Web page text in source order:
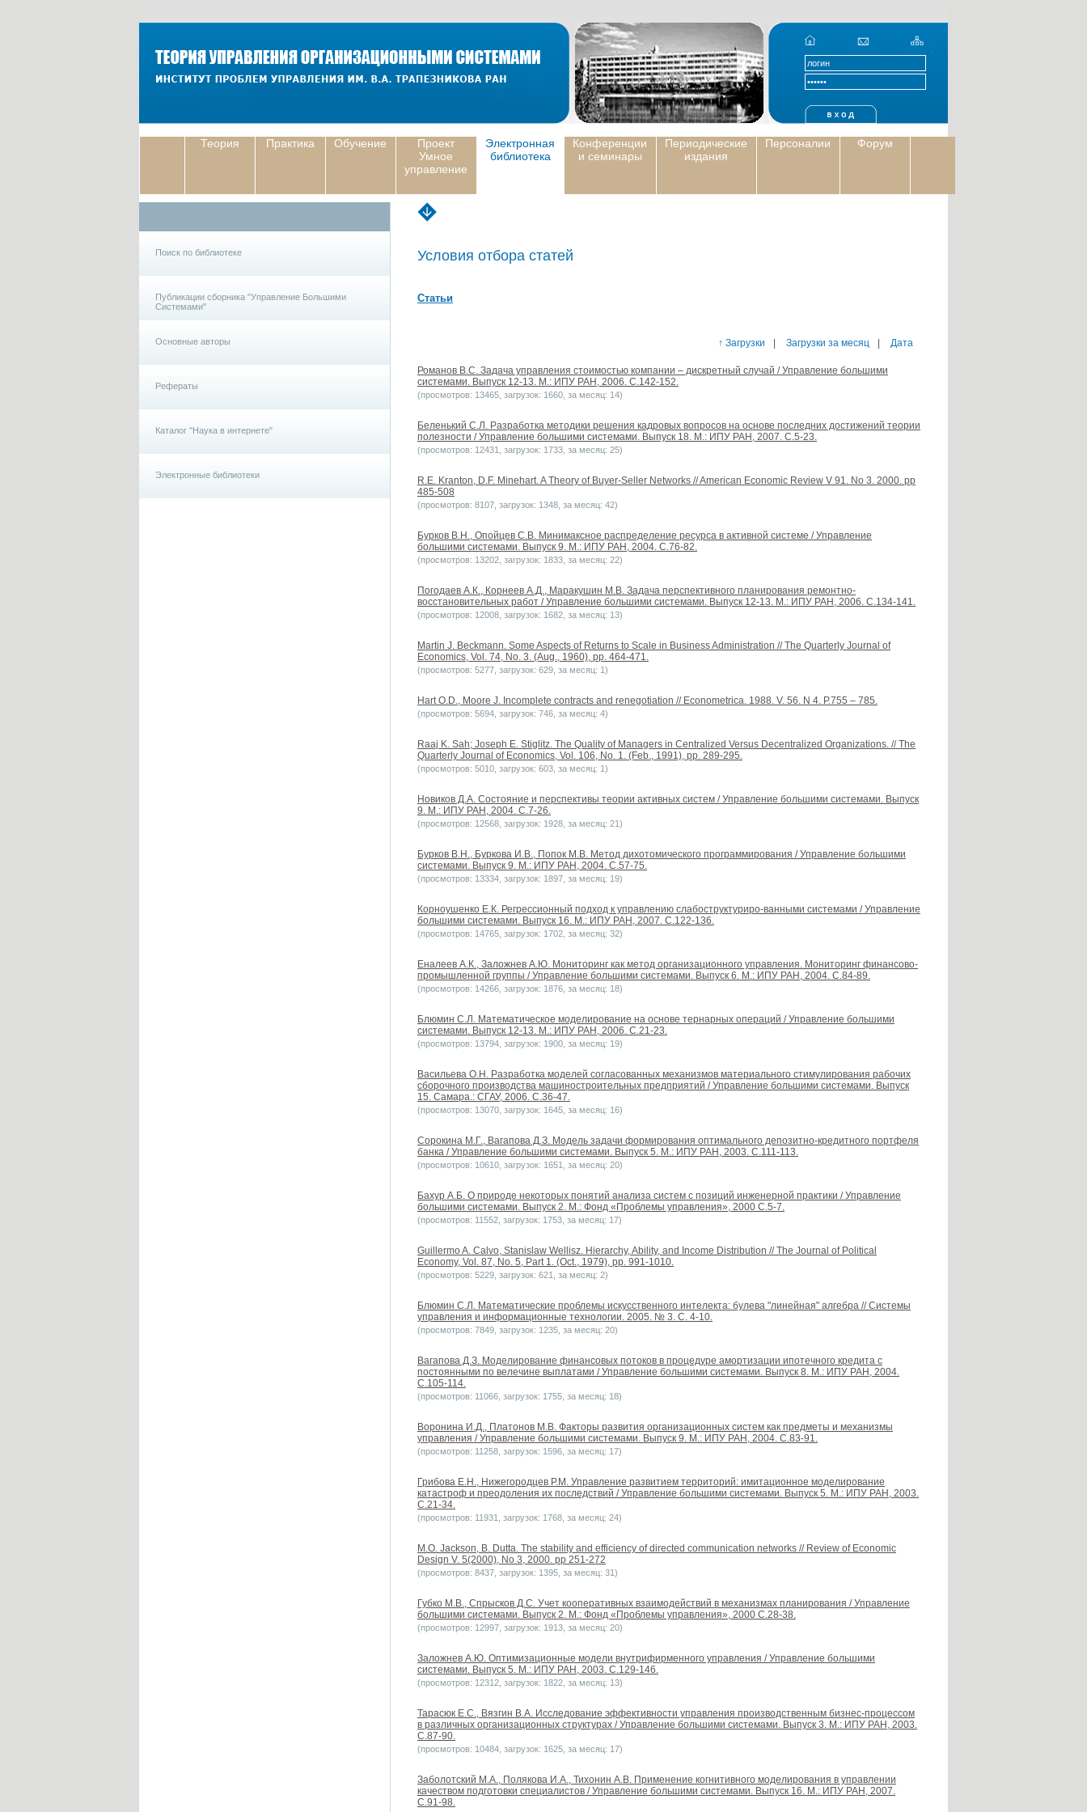
Теория Практика Обучение
Проект
Умное
управление
Электронная
библиотека
Конференции
и семинары
Периодические
издания
Персоналии Форум
Поиск по библиотеке
Публикации сборника "Управление Большими
Системами"
Основные авторы
Рефераты
Каталог "Наука в интернете"
Электронные библиотеки
Условия отбора статей
Статьи
↑ Загрузки Загрузки за месяц Дата
Романов В.С. Задача управления стоимостью компании – дискретный случай / Управление большими
системами. Выпуск 12-13. М.: ИПУ РАН, 2006. С.142-152.
(просмотров: 13465, загрузок: 1660, за месяц: 14)
Беленький С.Л. Разработка методики решения кадровых вопросов на основе последних достижений теории
полезности / Управление большими системами. Выпуск 18. М.: ИПУ РАН, 2007. С.5-23.
(просмотров: 12431, загрузок: 1733, за месяц: 25)
R.E. Kranton, D.F. Minehart. A Theory of Buyer-Seller Networks // American Economic Review V 91. No 3. 2000. pp
485-508
(просмотров: 8107, загрузок: 1348, за месяц: 42)
Бурков В.Н., Опойцев С.В. Минимаксное распределение ресурса в активной системе / Управление
большими системами. Выпуск 9. М.: ИПУ РАН, 2004. С.76-82.
(просмотров: 13202, загрузок: 1833, за месяц: 22)
Погодаев А.К., Корнеев А.Д., Маракушин М.В. Задача перспективного планирования ремонтно-
восстановительных работ / Управление большими системами. Выпуск 12-13. М.: ИПУ РАН, 2006. С.134-141.
(просмотров: 12008, загрузок: 1682, за месяц: 13)
Martin J. Beckmann. Some Aspects of Returns to Scale in Business Administration // The Quarterly Journal of
Economics, Vol. 74, No. 3. (Aug., 1960), pp. 464-471.
(просмотров: 5277, загрузок: 629, за месяц: 1)
Hart O.D., Moore J. Incomplete contracts and renegotiation // Econometrica. 1988. V. 56. N 4. P.755 – 785.
(просмотров: 5694, загрузок: 746, за месяц: 4)
Raaj K. Sah; Joseph E. Stiglitz. The Quality of Managers in Centralized Versus Decentralized Organizations. // The
Quarterly Journal of Economics, Vol. 106, No. 1. (Feb., 1991), pp. 289-295.
(просмотров: 5010, загрузок: 603, за месяц: 1)
Новиков Д.А. Состояние и перспективы теории активных систем / Управление большими системами. Выпуск
9. М.: ИПУ РАН, 2004. С.7-26.
(просмотров: 12568, загрузок: 1928, за месяц: 21)
Бурков В.Н., Буркова И.В., Попок М.В. Метод дихотомического программирования / Управление большими
системами. Выпуск 9. М.: ИПУ РАН, 2004. С.57-75.
(просмотров: 13334, загрузок: 1897, за месяц: 19)
Корноушенко Е.К. Регрессионный подход к управлению слабоструктуриро-ванными системами / Управление
большими системами. Выпуск 16. М.: ИПУ РАН, 2007. С.122-136.
(просмотров: 14765, загрузок: 1702, за месяц: 32)
Еналеев А.К., Заложнев А.Ю. Мониторинг как метод организационного управления. Мониторинг финансово-
промышленной группы / Управление большими системами. Выпуск 6. М.: ИПУ РАН, 2004. С.84-89.
(просмотров: 14266, загрузок: 1876, за месяц: 18)
Блюмин С.Л. Математическое моделирование на основе тернарных операций / Управление большими
системами. Выпуск 12-13. М.: ИПУ РАН, 2006. С.21-23.
(просмотров: 13794, загрузок: 1900, за месяц: 19)
Васильева О.Н. Разработка моделей согласованных механизмов материального стимулирования рабочих
сборочного производства машиностроительных предприятий / Управление большими системами. Выпуск
15. Самара.: СГАУ, 2006. С.36-47.
(просмотров: 13070, загрузок: 1645, за месяц: 16)
Сорокина М.Г., Вагапова Д.З. Модель задачи формирования оптимального депозитно-кредитного портфеля
банка / Управление большими системами. Выпуск 5. М.: ИПУ РАН, 2003. С.111-113.
(просмотров: 10610, загрузок: 1651, за месяц: 20)
Бахур А.Б. О природе некоторых понятий анализа систем с позиций инженерной практики / Управление
большими системами. Выпуск 2. М.: Фонд «Проблемы управления», 2000 С.5-7.
(просмотров: 11552, загрузок: 1753, за месяц: 17)
Guillermo A. Calvo, Stanislaw Wellisz. Hierarchy, Ability, and Income Distribution // The Journal of Political
Economy, Vol. 87, No. 5, Part 1. (Oct., 1979), pp. 991-1010.
(просмотров: 5229, загрузок: 621, за месяц: 2)
Блюмин С.Л. Математические проблемы искусственного интелекта: булева "линейная" алгебра // Системы
управления и информационные технологии. 2005. № 3. С. 4-10.
(просмотров: 7849, загрузок: 1235, за месяц: 20)
Вагапова Д.З. Моделирование финансовых потоков в процедуре амортизации ипотечного кредита с
постоянными по велечине выплатами / Управление большими системами. Выпуск 8. М.: ИПУ РАН, 2004.
С.105-114.
(просмотров: 11066, загрузок: 1755, за месяц: 18)
Воронина И.Д., Платонов М.В. Факторы развития организационных систем как предметы и механизмы
управления / Управление большими системами. Выпуск 9. М.: ИПУ РАН, 2004. С.83-91.
(просмотров: 11258, загрузок: 1596, за месяц: 17)
Грибова Е.Н., Нижегородцев Р.М. Управление развитием территорий: имитационное моделирование
катастроф и преодоления их последствий / Управление большими системами. Выпуск 5. М.: ИПУ РАН, 2003.
С.21-34.
(просмотров: 11931, загрузок: 1768, за месяц: 24)
M.O. Jackson, B. Dutta. The stability and efficiency of directed communication networks // Review of Economic
Design V. 5(2000), No 3, 2000. pp 251-272
(просмотров: 8437, загрузок: 1395, за месяц: 31)
Губко М.В., Спрысков Д.С. Учет кооперативных взаимодействий в механизмах планирования / Управление
большими системами. Выпуск 2. М.: Фонд «Проблемы управления», 2000 С.28-38.
(просмотров: 12997, загрузок: 1913, за месяц: 20)
Заложнев А.Ю. Оптимизационные модели внутрифирменного управления / Управление большими
системами. Выпуск 5. М.: ИПУ РАН, 2003. С.129-146.
(просмотров: 12312, загрузок: 1822, за месяц: 13)
Тарасюк Е.С., Вязгин В.А. Исследование эффективности управления производственным бизнес-процессом
в различных организационных структурах / Управление большими системами. Выпуск 3. М.: ИПУ РАН, 2003.
С.87-90.
(просмотров: 10484, загрузок: 1625, за месяц: 17)
Заболотский М.А., Полякова И.А., Тихонин А.В. Применение когнитивного моделирования в управлении
качеством подготовки специалистов / Управление большими системами. Выпуск 16. М.: ИПУ РАН, 2007.
С.91-98.